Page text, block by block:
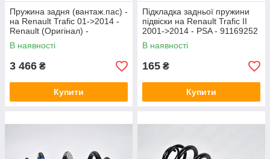
Пружина задня (вантаж.пас) -
на Renault Trafic 01->2014 -
Renault (Оригінал) -
550202870R
В наявності
3 466 ₴
Купити
Підкладка задньої пружини
підвіски на Renault Trafic II
2001->2014 - PSA - 91169252
В наявності
165 ₴
Купити